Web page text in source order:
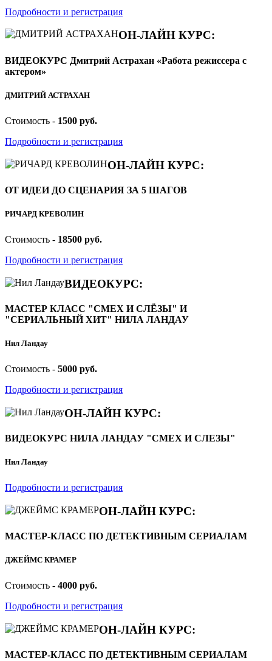
Подробности и регистрация
ОН-ЛАЙН КУРС:
ВИДЕОКУРС Дмитрий Астрахан «Работа режиссера с
актером»
ДМИТРИЙ АСТРАХАН
Стоимость - 1500 руб.
Подробности и регистрация
ОН-ЛАЙН КУРС:
ОТ ИДЕИ ДО СЦЕНАРИЯ ЗА 5 ШАГОВ
РИЧАРД КРЕВОЛИН
Стоимость - 18500 руб.
Подробности и регистрация
ВИДЕОКУРС:
МАСТЕР КЛАСС "СМЕХ И СЛЁЗЫ" И
"СЕРИАЛЬНЫЙ ХИТ" НИЛА ЛАНДАУ
Нил Ландау
Стоимость - 5000 руб.
Подробности и регистрация
ОН-ЛАЙН КУРС:
ВИДЕОКУРС НИЛА ЛАНДАУ "СМЕХ И СЛЕЗЫ"
Нил Ландау
Подробности и регистрация
ОН-ЛАЙН КУРС:
МАСТЕР-КЛАСС ПО ДЕТЕКТИВНЫМ СЕРИАЛАМ
ДЖЕЙМС КРАМЕР
Стоимость - 4000 руб.
Подробности и регистрация
ОН-ЛАЙН КУРС:
МАСТЕР-КЛАСС ПО ДЕТЕКТИВНЫМ СЕРИАЛАМ